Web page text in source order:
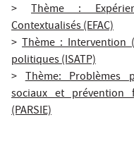
> Thème :
Contextualisés (EFAC)
> Thème : Intervention
politiques (ISATP)
>Thème: Problèmes
sociaux et prévention
(PARSIE)